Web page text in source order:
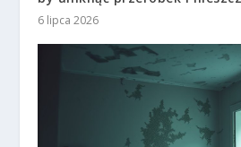
6 lipca 2026